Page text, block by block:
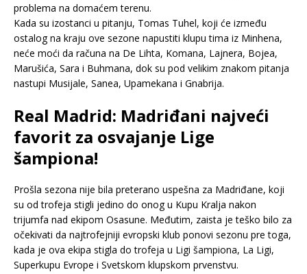
problema na domaćem terenu.
Kada su izostanci u pitanju, Tomas Tuhel, koji će između
ostalog na kraju ove sezone napustiti klupu tima iz Minhena,
neće moći da računa na De Lihta, Komana, Lajnera, Bojea,
Marušića, Sara i Buhmana, dok su pod velikim znakom pitanja
nastupi Musijale, Sanea, Upamekana i Gnabrija.
Real Madrid: Madriđani najveći
favorit za osvajanje Lige
šampiona!
Prošla sezona nije bila preterano uspešna za Madriđane, koji
su od trofeja stigli jedino do onog u Kupu Kralja nakon
trijumfa nad ekipom Osasune. Međutim, zaista je teško bilo za
očekivati da najtrofejniji evropski klub ponovi sezonu pre toga,
kada je ova ekipa stigla do trofeja u Ligi šampiona, La Ligi,
Superkupu Evrope i Svetskom klupskom prvenstvu.